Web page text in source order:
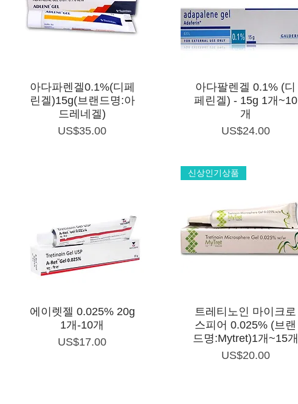
제품보기
아다파렌겔0.1%(디페
린겔)15g(브랜드명:아
드레네겔)
가격
US$35.00
제품보기
아다팔렌겔 0.1% (디
페린겔) - 15g 1개~10
개
가격
US$24.00
제품보기
에이렛젤 0.025% 20g
1개-10개
가격
US$17.00
제품보기
신상인기상품
트레티노인 마이크로
스피어 0.025% (브랜
드명:Mytret)1개~15개
가격
US$20.00